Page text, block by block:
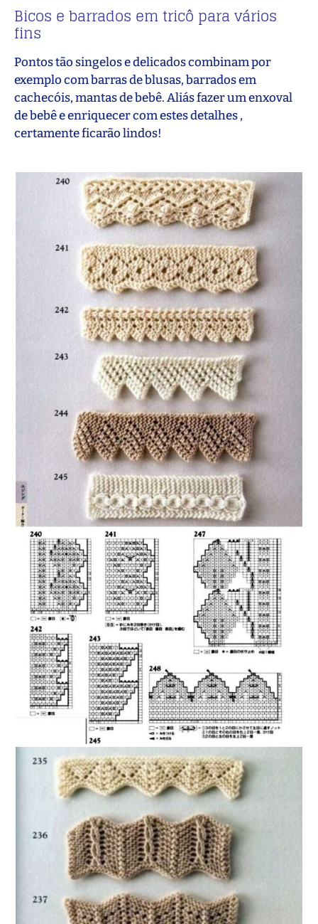
Bicos e barrados em tricô para vários
fins
Pontos tão singelos e delicados combinam por
exemplo com barras de blusas, barrados em
cachecóis, mantas de bebê. Aliás fazer um enxoval
de bebê e enriquecer com estes detalhes ,
certamente ficarão lindos!